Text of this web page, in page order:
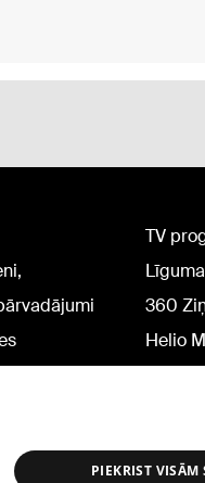
TV
360
Helio
PIEKRIST VISĀM